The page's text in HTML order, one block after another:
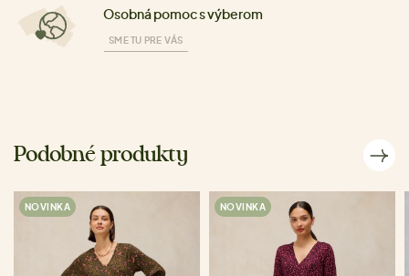
Osobná pomoc s výberom
SME TU PRE VÁS
Podobné produkty
NOVINKA NOVINKA